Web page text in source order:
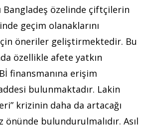
Bangladeş özelinde çiftçilerin
geçim olanaklarını
öneriler geliştirmektedir. Bu
özellikle afete yatkın
finansmanına erişim
bulunmaktadır. Lakin
krizinin daha da artacağı
önünde bulundurulmalıdır. Asıl